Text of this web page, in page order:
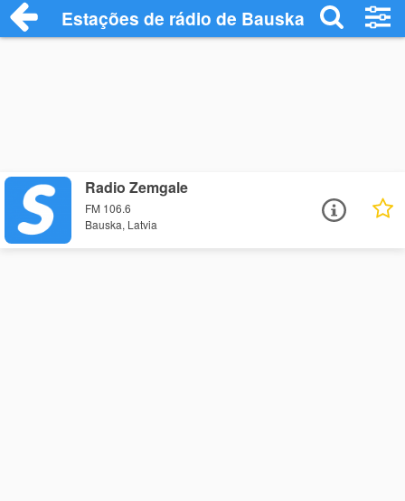
Estações de rádio de Bauska - Ouça
Radio Zemgale
FM 106.6
Bauska, Latvia